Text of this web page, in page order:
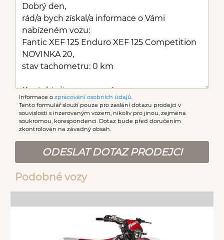
Informace o zpracování osobních údajů
Tento formulář slouží pouze pro zaslání dotazu prodejci v
souvislosti s inzerovaným vozem, nikoliv pro jinou, zejména
soukromou, korespondenci. Dotaz bude před doručením
zkontrolován na závadný obsah.
ODESLAT DOTAZ PRODEJCI
Podobné vozy